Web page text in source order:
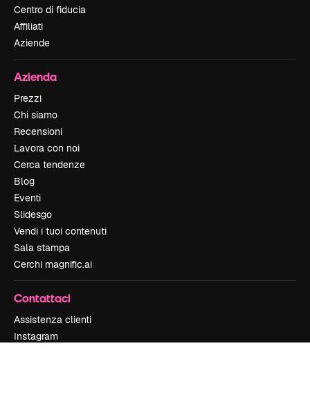
Centro di fiducia
Affiliati
Aziende
Azienda
Prezzi
Chi siamo
Recensioni
Lavora con noi
Cerca tendenze
Blog
Eventi
Slidesgo
Vendi i tuoi contenuti
Sala stampa
Cerchi magnific.ai
Contattaci
Assistenza clienti
Instagram